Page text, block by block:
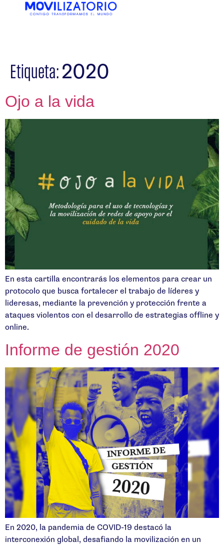
Etiqueta: 2020
Ojo a la vida
En esta cartilla encontrarás los elementos para crear un
protocolo que busca fortalecer el trabajo de líderes y
lideresas, mediante la prevención y protección frente a
ataques violentos con el desarrollo de estrategias offline y
online.
Informe de gestión 2020
En 2020, la pandemia de COVID-19 destacó la
interconexión global, desafiando la movilización en un